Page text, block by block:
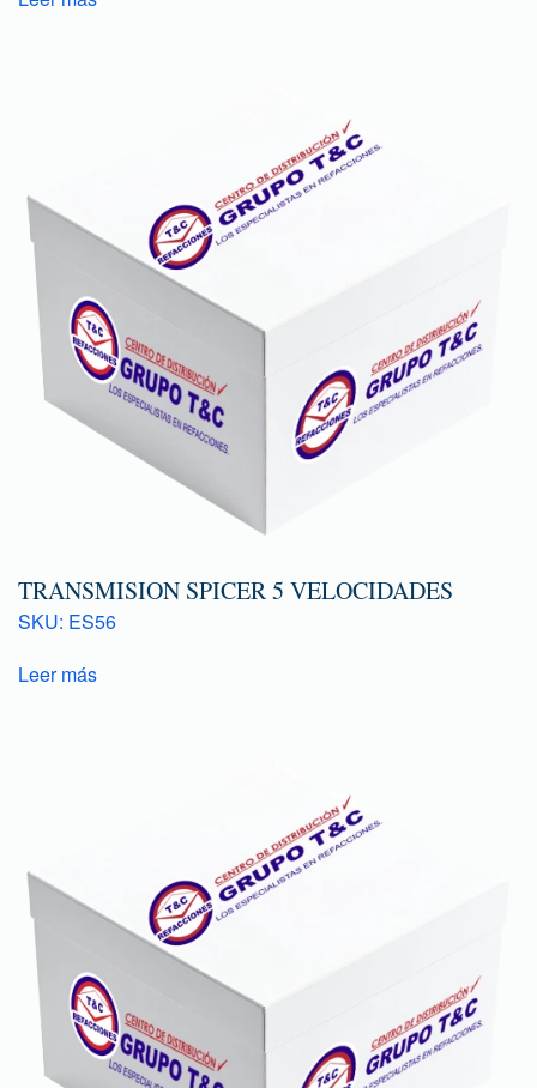
TRANSMISION SPICER 5 VELOCIDADES
SKU: ES56
Leer más